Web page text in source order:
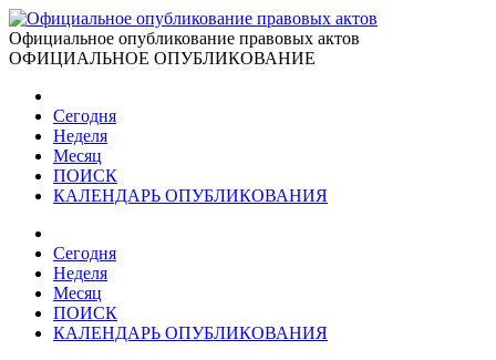
Официальное опубликование правовых актов
ОФИЦИАЛЬНОЕ ОПУБЛИКОВАНИЕ
Сегодня
Неделя
Месяц
ПОИСК
КАЛЕНДАРЬ ОПУБЛИКОВАНИЯ
Сегодня
Неделя
Месяц
ПОИСК
КАЛЕНДАРЬ ОПУБЛИКОВАНИЯ